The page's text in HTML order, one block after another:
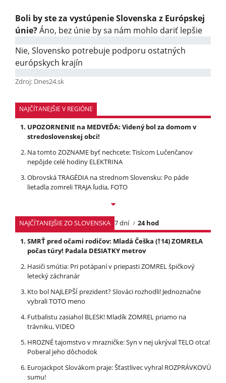
Boli by ste za vystúpenie Slovenska z Európskej
únie?Áno, bez únie by sa nám mohlo dariť lepšie
Nie, Slovensko potrebuje podporu ostatných
európskych krajín
Zdroj: Dnes24.sk
NAJČÍTANEJŠIE V REGIÓNE
UPOZORNENIE na MEDVEĎA: Videný bol za domom v
stredoslovenskej obci!
Na tomto ZOZNAME byť nechcete: Tisícom Lučenčanov
nepôjde celé hodiny ELEKTRINA
Obrovská TRAGÉDIA na strednom Slovensku: Po páde
lietadla zomreli TRAJA ľudia, FOTO
NAJČÍTANEJŠIE ZO SLOVENSKA 7 dní
24 hod
SMRŤ pred očami rodičov: Mladá Češka (†14) ZOMRELA
počas túry! Padala DESIATKY metrov
Hasiči smútia: Pri potápaní v priepasti ZOMREL špičkový
letecký záchranár
Kto bol NAJLEPŠÍ prezident? Slováci rozhodli! Jednoznačne
vybrali TOTO meno
Futbalistu zasiahol BLESK! Mladík ZOMREL priamo na
trávniku, VIDEO
HROZNÉ tajomstvo v mrazničke: Syn v nej ukrýval TELO otca!
Poberal jeho dôchodok
Eurojackpot Slovákom praje: Šťastlivec vyhral ROZPRÁVKOVÚ
sumu!